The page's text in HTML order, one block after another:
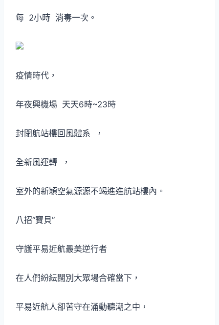
每 2小時 消毒一次。
疫情時代，
年夜興機場 天天6時~23時
封閉航站樓回風體系 ，
全新風運轉 ，
室外的新穎空氣源源不竭進進航站樓內。
八招“寶貝”
守護平易近航最美逆行者
在人們紛紜闊別大眾場合確當下，
平易近航人卻苦守在涌動聽潮之中，